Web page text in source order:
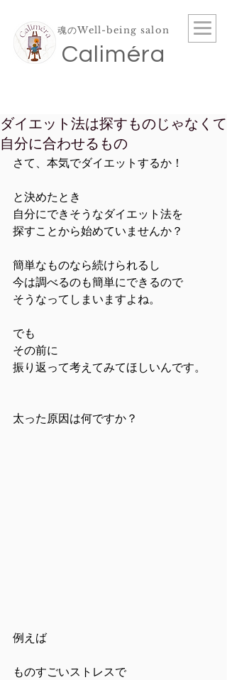
​Caliméra
魂のWell-being salon
ダイエット法は探すものじゃなくて
自分に合わせるもの
さて、本気でダイエットするか！
と決めたとき
自分にできそうなダイエット法を
探すことから始めていませんか？
簡単なものなら続けられるし
今は調べるのも簡単にできるので
そうなってしまいますよね。
でも
その前に
振り返って考えてみてほしいんです。
太った原因は何ですか？
例えば
ものすごいストレスで